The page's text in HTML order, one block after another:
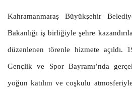
Kahramanmaraş Büyükşehir
Bakanlığı iş birliğiyle şehre
düzenlenen törenle hizmete açıldı.
Gençlik ve Spor Bayramı’nda
yoğun katılım ve coşkulu